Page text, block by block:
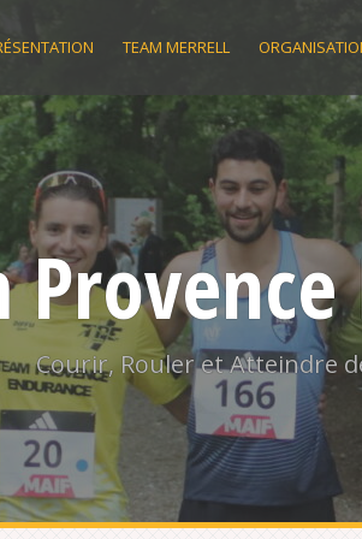
TEAM MERRELL
Courir, Rouler et Atteindre